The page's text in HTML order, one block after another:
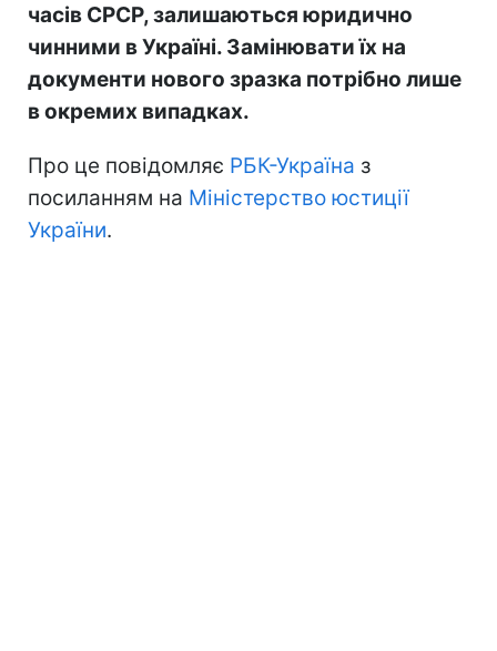
часів СРСР, залишаються юридично
чинними в Україні. Замінювати їх на
документи нового зразка потрібно лише
в окремих випадках.
Про це повідомляє РБК-Україна з
посиланням на Міністерство юстиції
України.